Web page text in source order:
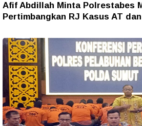
Afif Abdillah Minta Polrestabes
Pertimbangkan RJ Kasus AT